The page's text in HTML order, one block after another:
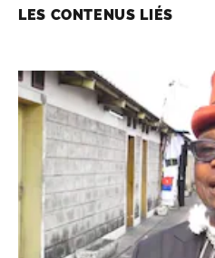
LES CONTENUS LIÉS